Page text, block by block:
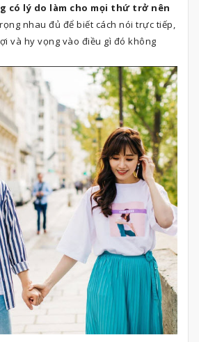
có lý do làm cho mọi thứ trở nên
nhau đủ để biết cách nói trực tiếp,
và hy vọng vào điều gì đó không